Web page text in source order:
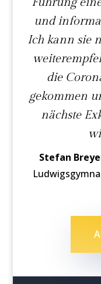
und
Ich kann sie
die
gekommen
nächste
Stefan